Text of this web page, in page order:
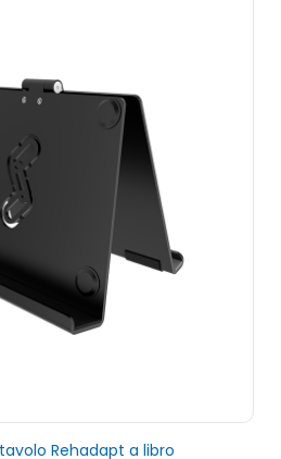
Rehadapt a libro